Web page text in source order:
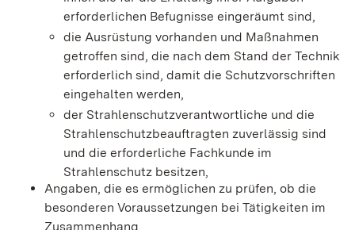
erforderlichen Befugnisse eingeräumt sind,
die Ausrüstung vorhanden und Maßnahmen
getroffen sind, die nach dem Stand der Technik
erforderlich sind, damit die Schutzvorschriften
eingehalten werden,
der Strahlenschutzverantwortliche und die
Strahlenschutzbeauftragten zuverlässig sind
und die erforderliche Fachkunde im
Strahlenschutz besitzen,
Angaben, die es ermöglichen zu prüfen, ob die
besonderen Voraussetzungen bei Tätigkeiten im
Zusammenhang